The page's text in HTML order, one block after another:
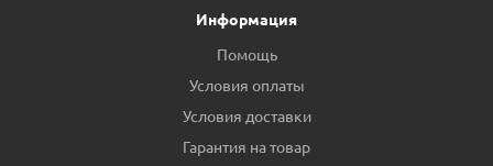
Информация
Помощь
Условия оплаты
Условия доставки
Гарантия на товар